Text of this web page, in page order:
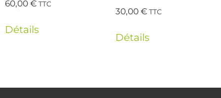
60,00€ TTC
Détails
30,00€ TTC
Détails